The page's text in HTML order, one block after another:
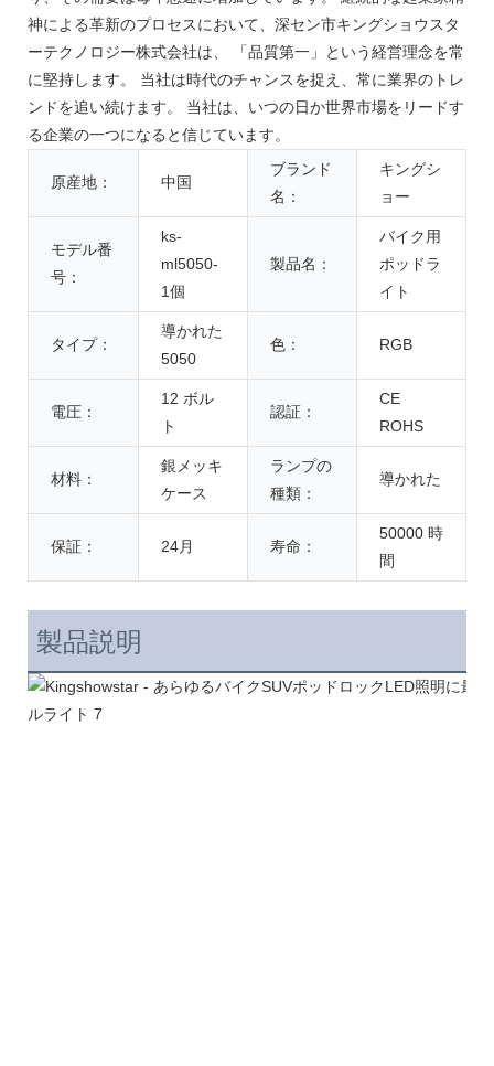
神による革新のプロセスにおいて、深セン市キングショウスタ
ーテクノロジー株式会社は、 「品質第一」という経営理念を常
に堅持します。 当社は時代のチャンスを捉え、常に業界のトレ
ンドを追い続けます。 当社は、いつの日か世界市場をリードす
る企業の一つになると信じています。
原産地： 中国
ブランド
名：
キングシ
ョー
モデル番
号：
ks-
ml5050-
1個
製品名：
バイク用
ポッドラ
イト
タイプ：
導かれた
5050
色： RGB
電圧：
12 ボル
ト
認証：
CE
ROHS
材料：
銀メッキ
ケース
ランプの
種類：
導かれた
保証： 24月 寿命：
50000 時
間
製品説明